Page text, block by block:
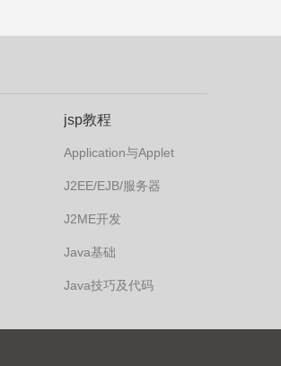
jsp教程
Application与Applet
J2EE/EJB/服务器
J2ME开发
Java基础
Java技巧及代码